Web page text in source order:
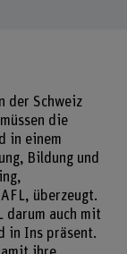
der Schweiz
die
in einem
Bildung und
überzeugt.
darum auch mit
in Ins präsent.